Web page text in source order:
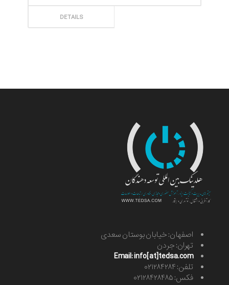
DETAILS
اصفهان: خیابان بوستان سعدی
تهران: جردن
Email: info[at]tedsa.com
تلفن: ۰۲۱۲۸۴۲۸۴
فکس: ۰۲۱۲۸۴۲۸۴۸۵